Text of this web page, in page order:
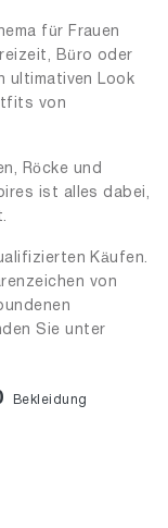
für Frauen
Büro oder
ultimativen Look
von
Röcke und
ist alles dabei,
Käufen.
von
Sie unter
Bekleidung